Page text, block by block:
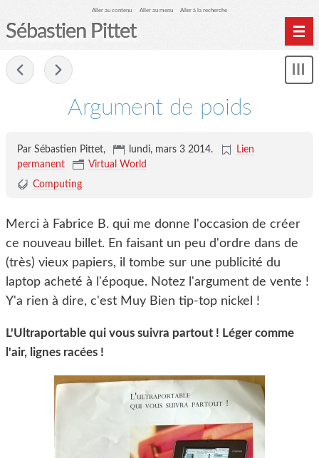
Aller au contenu Aller au menu Aller à la recherche
Sébastien Pittet
Spéléologie
Archives
Argument de poids
Par Sébastien Pittet, lundi, mars 3 2014.
Lien
permanent
Virtual World
Computing
Merci à Fabrice B. qui me donne l'occasion de créer
ce nouveau billet. En faisant un peu d'ordre dans de
(très) vieux papiers, il tombe sur une publicité du
laptop acheté à l'époque. Notez l'argument de vente !
Y'a rien à dire, c'est Muy Bien tip-top nickel !
L'Ultraportable qui vous suivra partout ! Léger comme
l'air, lignes racées !